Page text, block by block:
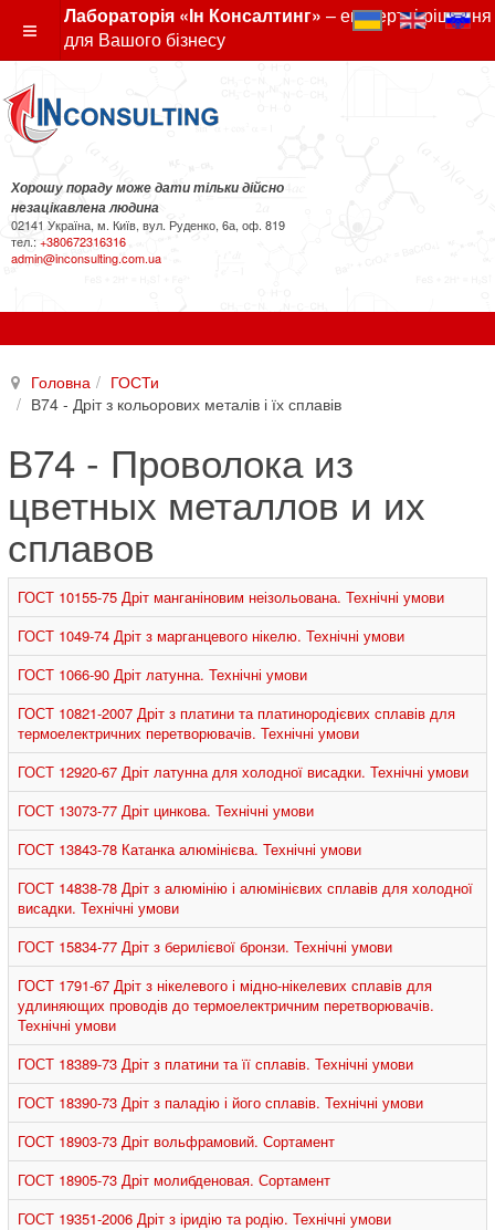
Лабораторія «Ін Консалтинг» – експертні рішення
для Вашого бізнесу
Хорошу пораду може дати тільки дійсно
незацікавлена людина
02141 Україна, м. Київ, вул. Руденко, 6а, оф. 819
тел.: +380672316316
admin@inconsulting.com.ua
Головна
ГОСТи
В74 - Дріт з кольорових металів і їх сплавів
В74 - Проволока из
цветных металлов и их
сплавов
ГОСТ 10155-75 Дріт манганіновим неізольована. Технічні умови
ГОСТ 1049-74 Дріт з марганцевого нікелю. Технічні умови
ГОСТ 1066-90 Дріт латунна. Технічні умови
ГОСТ 10821-2007 Дріт з платини та платинородієвих сплавів для
термоелектричних перетворювачів. Технічні умови
ГОСТ 12920-67 Дріт латунна для холодної висадки. Технічні умови
ГОСТ 13073-77 Дріт цинкова. Технічні умови
ГОСТ 13843-78 Катанка алюмінієва. Технічні умови
ГОСТ 14838-78 Дріт з алюмінію і алюмінієвих сплавів для холодної
висадки. Технічні умови
ГОСТ 15834-77 Дріт з берилієвої бронзи. Технічні умови
ГОСТ 1791-67 Дріт з нікелевого і мідно-нікелевих сплавів для
удлиняющих проводів до термоелектричним перетворювачів.
Технічні умови
ГОСТ 18389-73 Дріт з платини та її сплавів. Технічні умови
ГОСТ 18390-73 Дріт з паладію і його сплавів. Технічні умови
ГОСТ 18903-73 Дріт вольфрамовий. Сортамент
ГОСТ 18905-73 Дріт молибденовая. Сортамент
ГОСТ 19351-2006 Дріт з іридію та родію. Технічні умови